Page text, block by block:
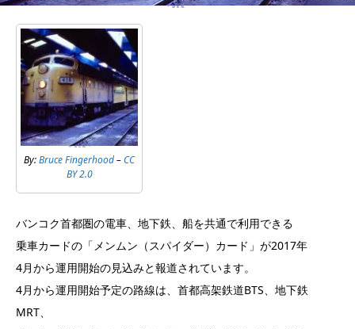
By:Bruce Fingerhood–CC
BY 2.0
バンコク首都圏の電車、地下鉄、船を共通で利用できる
乗車カードの「メンムン（スパイダー）カード」が2017年
4月から運用開始の見込みと報道されています。
4月から運用開始予定の路線は、首都高架鉄道BTS、地下鉄
MRT、